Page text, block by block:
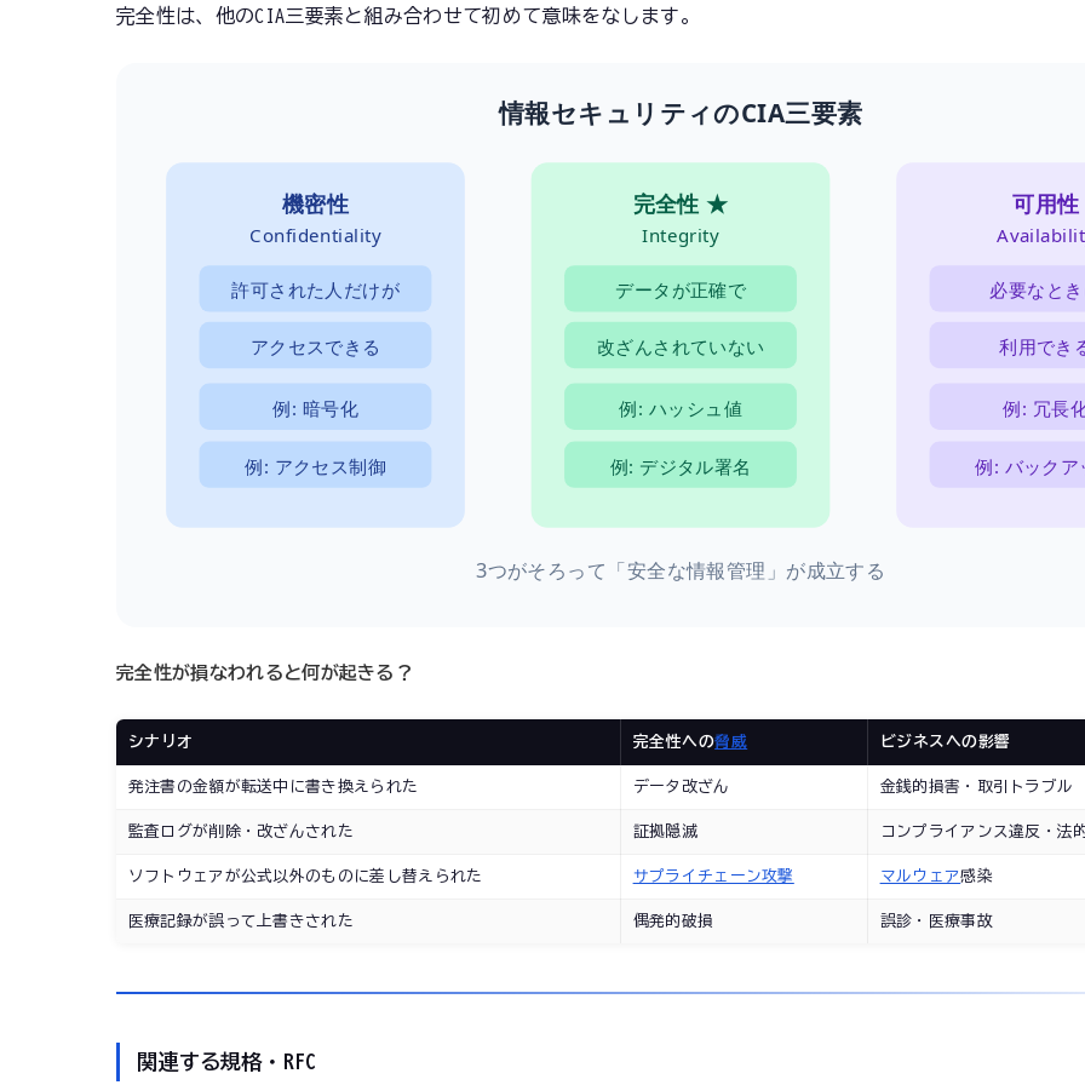
完全性は、他のCIA三要素と組み合わせて初めて意味をなします。
情報セキュリティのCIA三要素
機密性
Confidentiality
許可された人だけが
アクセスできる
例: 暗号化
例: アクセス制御
完全性 ★
Integrity
データが正確で
改ざんされていない
例: ハッシュ値
例: デジタル署名
可用性
必要なと
利用でき
例: 冗長
例: バックア
3つがそろって「安全な情報管理」が成立する
完全性が損なわれると何が起きる？
シナリオ 完全性への脅威 ビジネスへの影響
発注書の金額が転送中に書き換えられた データ改ざん 金銭的損害・取引トラブル
監査ログが削除・改ざんされた 証拠隠滅 コンプライアンス違反・法
ソフトウェアが公式以外のものに差し替えられた サプライチェーン攻撃 マルウェア感染
医療記録が誤って上書きされた 偶発的破損 誤診・医療事故
関連する規格・RFC